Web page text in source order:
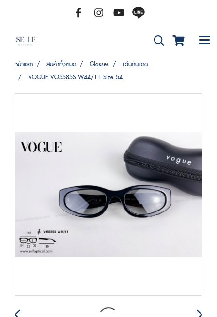
หน้าแรก สินค้าทั้งหมด Glasses
แว่นกันแดด
VOGUE VO5585S W44/11 Size 54